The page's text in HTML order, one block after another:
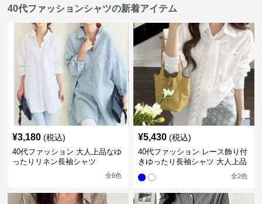
40代ファッションシャツの新着アイテム
¥3,180 (税込)
40代ファッション 大人上品なゆ
ったりリネン長袖シャツ
全6色
¥5,430 (税込)
40代ファッション レース飾り付
きゆったり長袖シャツ 大人上品
全2色